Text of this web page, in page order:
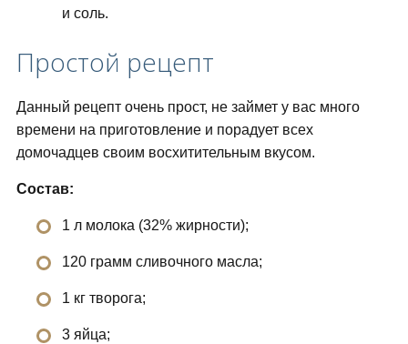
и соль.
Простой рецепт
Данный рецепт очень прост, не займет у вас много
времени на приготовление и порадует всех
домочадцев своим восхитительным вкусом.
Состав:
1 л молока (32% жирности);
120 грамм сливочного масла;
1 кг творога;
3 яйца;